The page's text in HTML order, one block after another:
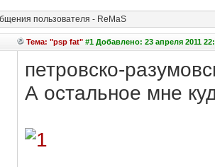
пользователя - ReMaS
Тема: "psp fat"#1 Добавлено: 23 апреля 2011
петровско-
А остальное мне